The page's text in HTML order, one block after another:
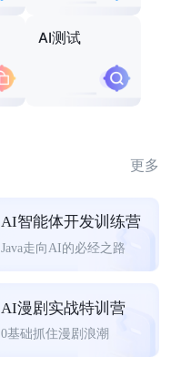
AI测试
更多
AI智能体开发训练营
Java走向AI的必经之路
AI漫剧实战特训营
0基础抓住漫剧浪潮